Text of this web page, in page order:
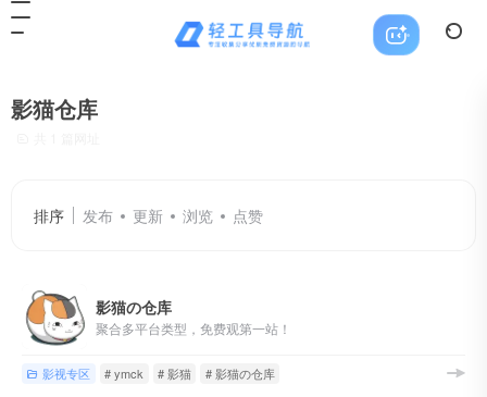
影猫仓库
排序 发布 更新 浏览 点赞
影猫の仓库
聚合多平台类型，免费观第一站！
影视专区 # ymck # 影猫 # 影猫の仓库